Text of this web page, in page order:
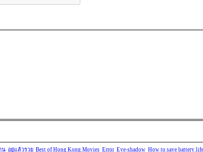
น อยู่แล้วรวย Best of Hong Kong Movies Error Eye-shadow How to save battery life